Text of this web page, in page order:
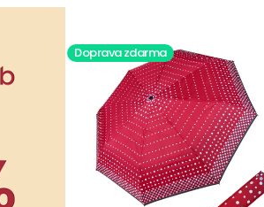
Doprava zdarma